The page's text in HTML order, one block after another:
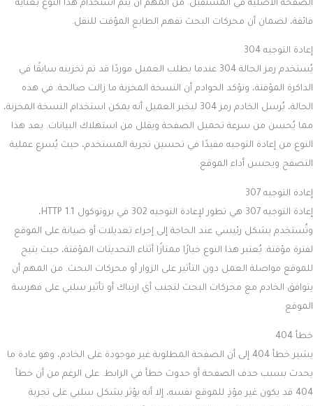
الصفحة الأصلية في المستقبل. من المهم أن يتم استخدام هذا النوع بعناية
فائقة، لضمان أن محركات البحث تفهم الطابع المؤقت للنقل.
إعادة التوجيه 304
يُستخدم رمز الحالة 304 عندما يطلب العميل موردًا قد تم تخزينه سابقًا في
الذاكرة المؤقتة، وتؤكد الخوادم أن النسخة المخزنة ما زالت صالحة. في هذه
الحالة، يُرسل الخادم رمز 304 ليخبر العميل أنه يمكن استخدام النسخة المخزنة،
مما يُحسن من سرعة تحميل الصفحة ويقلل من استهلاك البيانات. يعد هذا
النوع من إعادة التوجيه مفيدًا في تحسين تجربة المستخدم، حيث يُسرع عملية
التصفح ويحسن أداء الموقع.
إعادة التوجيه 307
إعادة التوجيه 307 هي تطور لإعادة التوجيه 302 في بروتوكول HTTP 1.1،
وتُستخدم بشكل رئيسي عند الحاجة إلى إجراء تعديلات أو صيانة على الموقع
لفترة مؤقتة. يُعتبر هذا النوع خيارًا ممتازًا أثناء التحديثات المؤقتة، حيث يتيح
للموقع مواصلة العمل دون التأثير على الزوار أو محركات البحث. من المهم أن
يتوافق الخادم مع محركات البحث لتجنب أي ارتباك أو تأثير سلبي على فهرسة
الموقع.
خطأ 404
يشير خطأ 404 إلى أن الصفحة المطلوبة غير موجودة على الخادم، وهو عادة ما
يحدث بسبب حذف الصفحة أو حدوث خطأ في الرابط. على الرغم من أن خطأ
404 قد يكون غير مؤذٍ للموقع نفسه، إلا أنه يؤثر بشكل سلبي على تجربة